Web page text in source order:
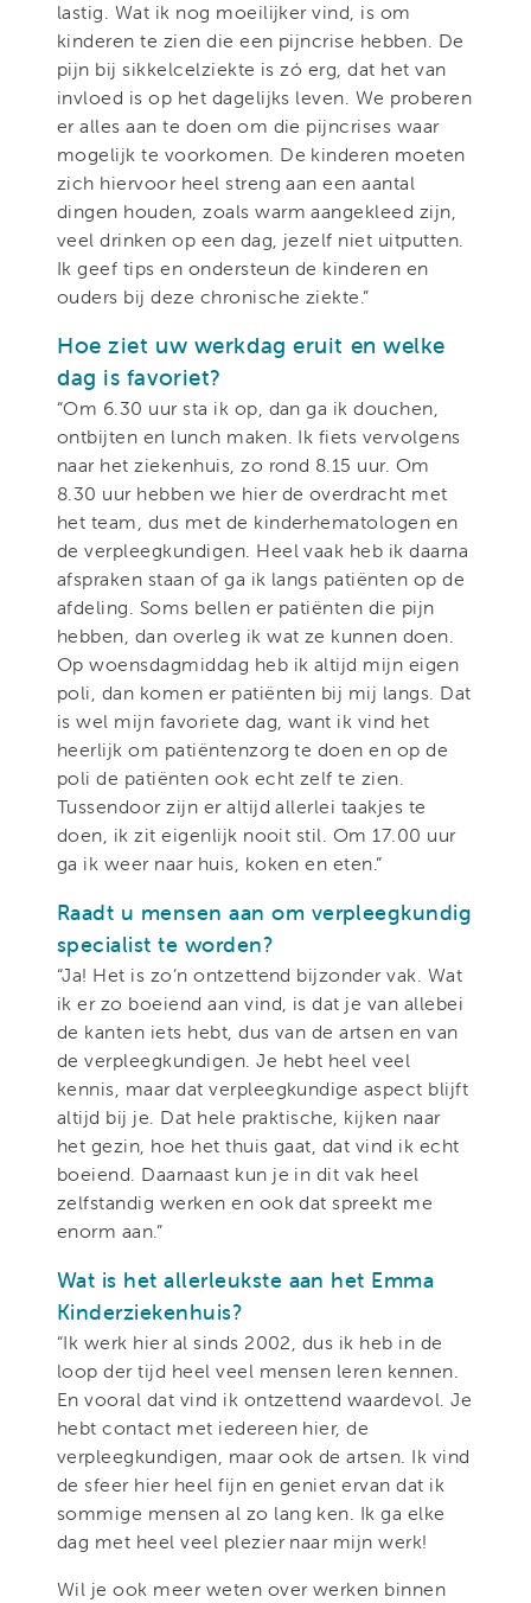
lastig. Wat ik nog moeilijker vind, is om
kinderen te zien die een pijncrise hebben. De
pijn bij sikkelcelziekte is zó erg, dat het van
invloed is op het dagelijks leven. We proberen
er alles aan te doen om die pijncrises waar
mogelijk te voorkomen. De kinderen moeten
zich hiervoor heel streng aan een aantal
dingen houden, zoals warm aangekleed zijn,
veel drinken op een dag, jezelf niet uitputten.
Ik geef tips en ondersteun de kinderen en
ouders bij deze chronische ziekte.”
Hoe ziet uw werkdag eruit en welke
dag is favoriet?
“Om 6.30 uur sta ik op, dan ga ik douchen,
ontbijten en lunch maken. Ik fiets vervolgens
naar het ziekenhuis, zo rond 8.15 uur. Om
8.30 uur hebben we hier de overdracht met
het team, dus met de kinderhematologen en
de verpleegkundigen. Heel vaak heb ik daarna
afspraken staan of ga ik langs patiënten op de
afdeling. Soms bellen er patiënten die pijn
hebben, dan overleg ik wat ze kunnen doen.
Op woensdagmiddag heb ik altijd mijn eigen
poli, dan komen er patiënten bij mij langs. Dat
is wel mijn favoriete dag, want ik vind het
heerlijk om patiëntenzorg te doen en op de
poli de patiënten ook echt zelf te zien.
Tussendoor zijn er altijd allerlei taakjes te
doen, ik zit eigenlijk nooit stil. Om 17.00 uur
ga ik weer naar huis, koken en eten.”
Raadt u mensen aan om verpleegkundig
specialist te worden?
“Ja! Het is zo’n ontzettend bijzonder vak. Wat
ik er zo boeiend aan vind, is dat je van allebei
de kanten iets hebt, dus van de artsen en van
de verpleegkundigen. Je hebt heel veel
kennis, maar dat verpleegkundige aspect blijft
altijd bij je. Dat hele praktische, kijken naar
het gezin, hoe het thuis gaat, dat vind ik echt
boeiend. Daarnaast kun je in dit vak heel
zelfstandig werken en ook dat spreekt me
enorm aan.”
Wat is het allerleukste aan het Emma
Kinderziekenhuis?
“Ik werk hier al sinds 2002, dus ik heb in de
loop der tijd heel veel mensen leren kennen.
En vooral dat vind ik ontzettend waardevol. Je
hebt contact met iedereen hier, de
verpleegkundigen, maar ook de artsen. Ik vind
de sfeer hier heel fijn en geniet ervan dat ik
sommige mensen al zo lang ken. Ik ga elke
dag met heel veel plezier naar mijn werk!
Wil je ook meer weten over werken binnen